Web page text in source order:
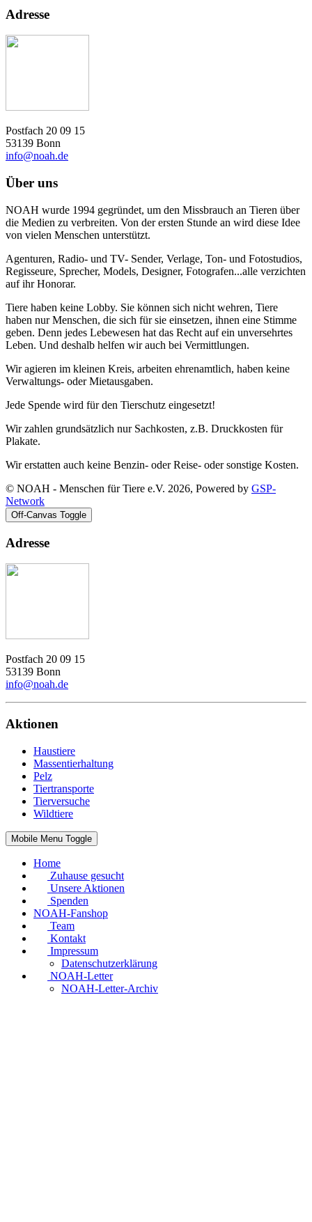
Adresse
Postfach 20 09 15
53139 Bonn
info@noah.de
Über uns
NOAH wurde 1994 gegründet, um den Missbrauch an Tieren über
die Medien zu verbreiten. Von der ersten Stunde an wird diese Idee
von vielen Menschen unterstützt.
Agenturen, Radio- und TV- Sender, Verlage, Ton- und Fotostudios,
Regisseure, Sprecher, Models, Designer, Fotografen...alle verzichten
auf ihr Honorar.
Tiere haben keine Lobby. Sie können sich nicht wehren, Tiere
haben nur Menschen, die sich für sie einsetzen, ihnen eine Stimme
geben. Denn jedes Lebewesen hat das Recht auf ein unversehrtes
Leben. Und deshalb helfen wir auch bei Vermittlungen.
Wir agieren im kleinen Kreis, arbeiten ehrenamtlich, haben keine
Verwaltungs- oder Mietausgaben.
Jede Spende wird für den Tierschutz eingesetzt!
Wir zahlen grundsätzlich nur Sachkosten, z.B. Druckkosten für
Plakate.
Wir erstatten auch keine Benzin- oder Reise- oder sonstige Kosten.
© NOAH - Menschen für Tiere e.V. 2026, Powered by GSP-
Network
Off-Canvas Toggle
Adresse
Postfach 20 09 15
53139 Bonn
info@noah.de
Aktionen
Haustiere
Massentierhaltung
Pelz
Tiertransporte
Tierversuche
Wildtiere
Mobile Menu Toggle
Home
Zuhause gesucht
Unsere Aktionen
Spenden
NOAH-Fanshop
Team
Kontakt
Impressum
Datenschutzerklärung
NOAH-Letter
NOAH-Letter-Archiv